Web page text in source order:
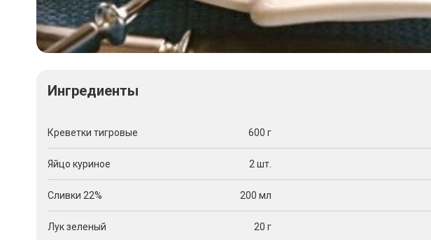
Ингредиенты
Креветки тигровые 600 г
Яйцо куриное 2 шт.
Сливки 22% 200 мл
Лук зеленый 20 г